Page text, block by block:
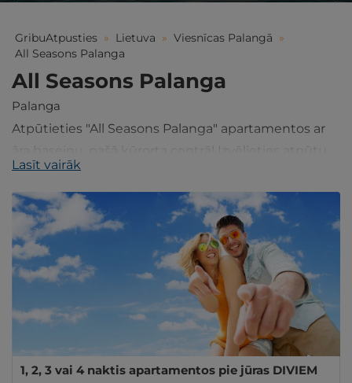
GribuAtpusties » Lietuva » Viesnīcas Palangā »
All Seasons Palanga
All Seasons Palanga
Palanga
Atpūtieties "All Seasons Palanga" apartamentos ar
āra baseinu, pašā kūrorta centrā! Izvēlieties atpūtu
DIVIEM vai ĢIMENEI renovētos dzīvokļos.
Lasīt vairāk
1, 2, 3 vai 4 naktis apartamentos pie jūras DIVIEM